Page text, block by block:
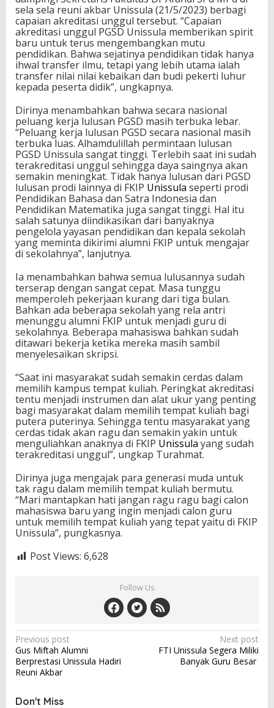
sela sela reuni akbar Unissula (21/5/2023) berbagi
capaian akreditasi unggul tersebut. “Capaian
akreditasi unggul PGSD Unissula memberikan spirit
baru untuk terus mengembangkan mutu
pendidikan. Bahwa sejatinya pendidikan tidak hanya
ihwal transfer ilmu, tetapi yang lebih utama ialah
transfer nilai nilai kebaikan dan budi pekerti luhur
kepada peserta didik”, ungkapnya.
Dirinya menambahkan bahwa secara nasional
peluang kerja lulusan PGSD masih terbuka lebar.
“Peluang kerja lulusan PGSD secara nasional masih
terbuka luas. Alhamdulillah permintaan lulusan
PGSD Unissula sangat tinggi. Terlebih saat ini sudah
terakreditasi unggul sehingga daya saingnya akan
semakin meningkat. Tidak hanya lulusan dari PGSD
lulusan prodi lainnya di FKIP Unissula seperti prodi
Pendidikan Bahasa dan Satra Indonesia dan
Pendidikan Matematika juga sangat tinggi. Hal itu
salah satunya diindikasikan dari banyaknya
pengelola yayasan pendidikan dan kepala sekolah
yang meminta dikirimi alumni FKIP untuk mengajar
di sekolahnya”, lanjutnya.
Ia menambahkan bahwa semua lulusannya sudah
terserap dengan sangat cepat. Masa tunggu
memperoleh pekerjaan kurang dari tiga bulan.
Bahkan ada beberapa sekolah yang rela antri
menunggu alumni FKIP untuk menjadi guru di
sekolahnya. Beberapa mahasiswa bahkan sudah
ditawari bekerja ketika mereka masih sambil
menyelesaikan skripsi.
“Saat ini masyarakat sudah semakin cerdas dalam
memilih kampus tempat kuliah. Peringkat akreditasi
tentu menjadi instrumen dan alat ukur yang penting
bagi masyarakat dalam memilih tempat kuliah bagi
putera puterinya. Sehingga tentu masyarakat yang
cerdas tidak akan ragu dan semakin yakin untuk
menguliahkan anaknya di FKIP Unissula yang sudah
terakreditasi unggul”, ungkap Turahmat.
Dirinya juga mengajak para generasi muda untuk
tak ragu dalam memilih tempat kuliah bermutu.
“Mari mantapkan hati jangan ragu ragu bagi calon
mahasiswa baru yang ingin menjadi calon guru
untuk memilih tempat kuliah yang tepat yaitu di FKIP
Unissula”, pungkasnya.
Post Views: 6,628
Follow Us
Post
navigation
Previous post
Gus Miftah Alumni
Berprestasi Unissula Hadiri
Reuni Akbar
Next post
FTI Unissula Segera Miliki
Banyak Guru Besar
Don't Miss